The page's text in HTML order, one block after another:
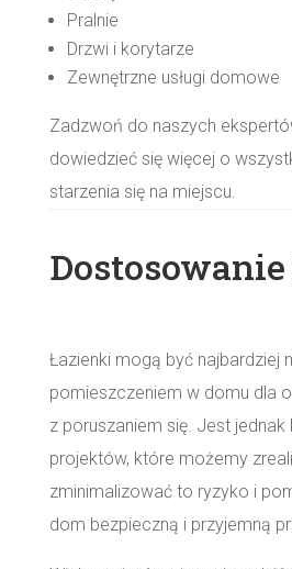
Pralnie
Drzwi i korytarze
Zewnętrzne usługi domowe
Zadzwoń do naszych
dowiedzieć się więcej o
starzenia się na miejscu.
Łazienki mogą być najbardziej
pomieszczeniem w domu dla
z poruszaniem się. Jest jednak
projektów, które możemy
zminimalizować to ryzyko i
dom bezpieczną i przyjemną